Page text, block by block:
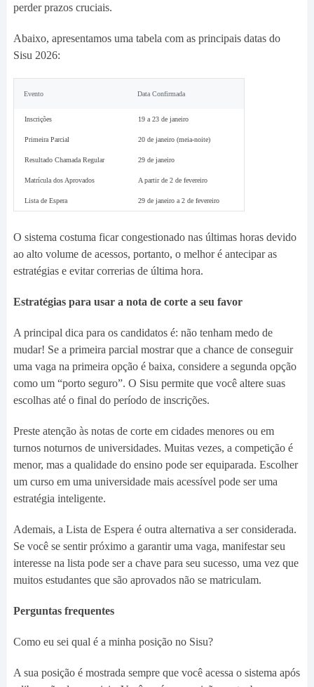
perder prazos cruciais.
Abaixo, apresentamos uma tabela com as principais datas do
Sisu 2026:
Evento Data Confirmada
Inscrições 19 a 23 de janeiro
Primeira Parcial 20 de janeiro (meia-noite)
Resultado Chamada Regular 29 de janeiro
Matrícula dos Aprovados A partir de 2 de fevereiro
Lista de Espera 29 de janeiro a 2 de fevereiro
O sistema costuma ficar congestionado nas últimas horas devido
ao alto volume de acessos, portanto, o melhor é antecipar as
estratégias e evitar correrias de última hora.
Estratégias para usar a nota de corte a seu favor
A principal dica para os candidatos é: não tenham medo de
mudar! Se a primeira parcial mostrar que a chance de conseguir
uma vaga na primeira opção é baixa, considere a segunda opção
como um “porto seguro”. O Sisu permite que você altere suas
escolhas até o final do período de inscrições.
Preste atenção às notas de corte em cidades menores ou em
turnos noturnos de universidades. Muitas vezes, a competição é
menor, mas a qualidade do ensino pode ser equiparada. Escolher
um curso em uma universidade mais acessível pode ser uma
estratégia inteligente.
Ademais, a Lista de Espera é outra alternativa a ser considerada.
Se você se sentir próximo a garantir uma vaga, manifestar seu
interesse na lista pode ser a chave para seu sucesso, uma vez que
muitos estudantes que são aprovados não se matriculam.
Perguntas frequentes
Como eu sei qual é a minha posição no Sisu?
A sua posição é mostrada sempre que você acessa o sistema após